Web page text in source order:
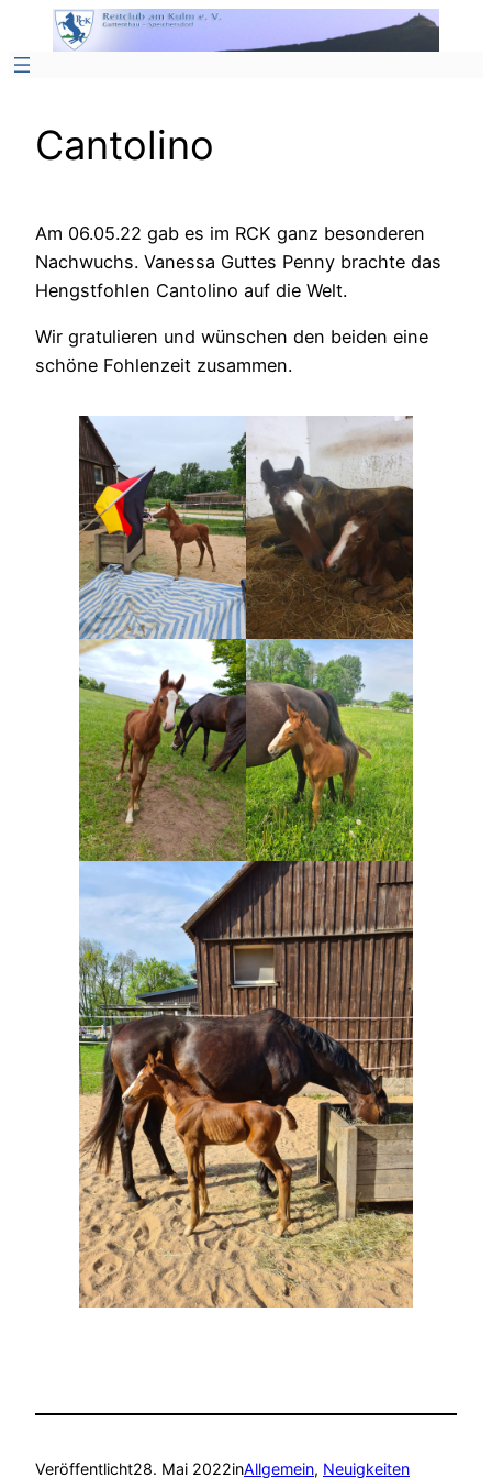
Inhalt
springen
Cantolino
Am 06.05.22 gab es im RCK ganz besonderen
Nachwuchs. Vanessa Guttes Penny brachte das
Hengstfohlen Cantolino auf die Welt.
Wir gratulieren und wünschen den beiden eine
schöne Fohlenzeit zusammen.
Veröffentlicht28. Mai 2022inAllgemein, Neuigkeiten